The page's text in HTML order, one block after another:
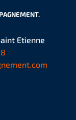
Etienne